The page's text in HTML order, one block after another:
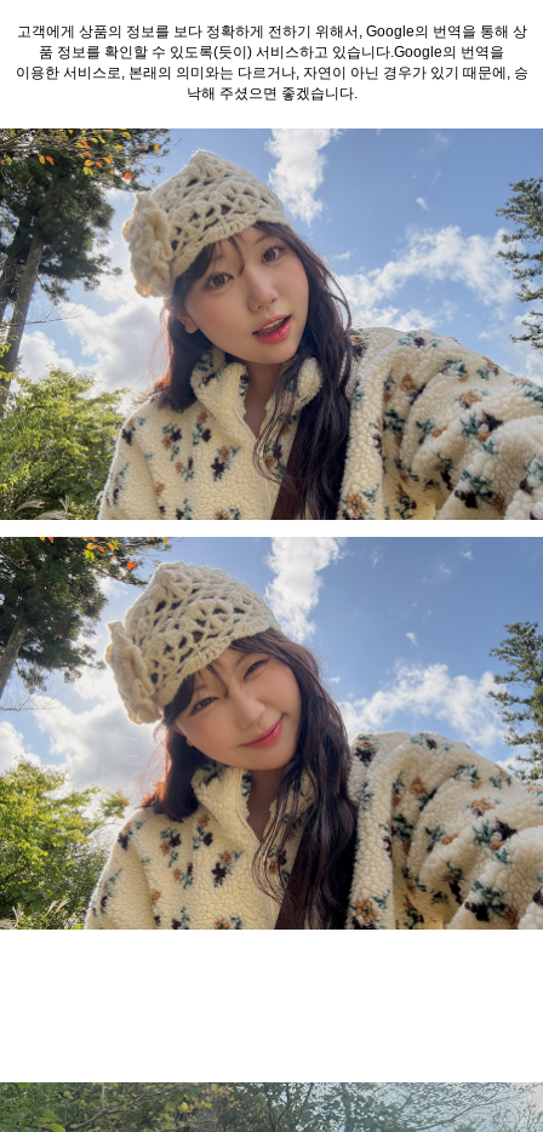
고객에게 상품의 정보를 보다 정확하게 전하기 위해서, Google의 번역을 통해 상
품 정보를 확인할 수 있도록(듯이) 서비스하고 있습니다.Google의 번역을
이용한 서비스로, 본래의 의미와는 다르거나, 자연이 아닌 경우가 있기 때문에, 승
낙해 주셨으면 좋겠습니다.